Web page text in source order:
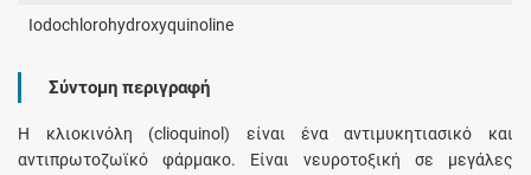
Iodochlorohydroxyquinoline
Σύντομη περιγραφή
Η κλιοκινόλη (clioquinol) είναι ένα αντιμυκητιασικό και
αντιπρωτοζωϊκό φάρμακο. Είναι νευροτοξική σε μεγάλες